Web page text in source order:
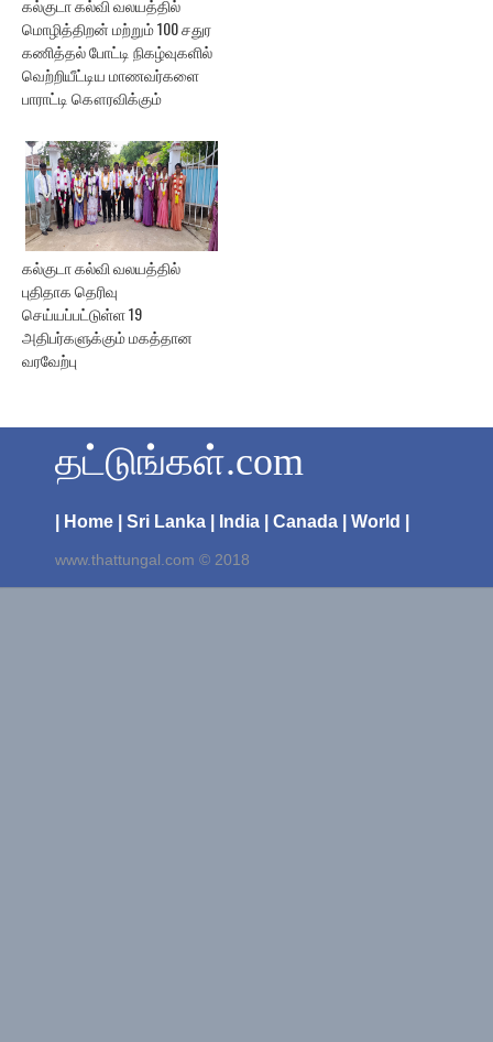
கல்குடா கல்வி வலயத்தில்
மொழித்திறன் மற்றும் 100 சதுர
கணித்தல் போட்டி நிகழ்வுகளில்
வெற்றியீட்டிய மாணவர்களை
பாராட்டி கௌரவிக்கும்
கல்குடா கல்வி வலயத்தில்
புதிதாக தெரிவு
செய்யப்பட்டுள்ள 19
அதிபர்களுக்கும் மகத்தான
வரவேற்பு
தட்டுங்கள்.com
| Home | Sri Lanka | India | Canada | World |
www.thattungal.com © 2018